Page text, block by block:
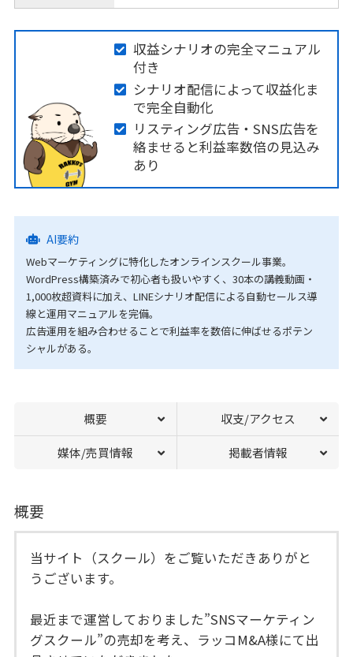
収益シナリオの完全マニュアル
付き
シナリオ配信によって収益化ま
で完全自動化
リスティング広告・SNS広告を
絡ませると利益率数倍の見込み
あり
AI要約
Webマーケティングに特化したオンラインスクール事業。
WordPress構築済みで初心者も扱いやすく、30本の講義動画・
1,000枚超資料に加え、LINEシナリオ配信による自動セールス導
線と運用マニュアルを完備。
広告運用を組み合わせることで利益率を数倍に伸ばせるポテン
シャルがある。
概要 収支/アクセス
媒体/売買情報 掲載者情報
概要
当サイト（スクール）をご覧いただきありがと
うございます。
最近まで運営しておりました”SNSマーケティン
グスクール”の売却を考え、ラッコM&A様にて出